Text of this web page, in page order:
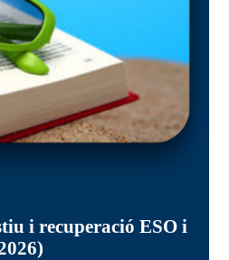
i recuperació ESO i